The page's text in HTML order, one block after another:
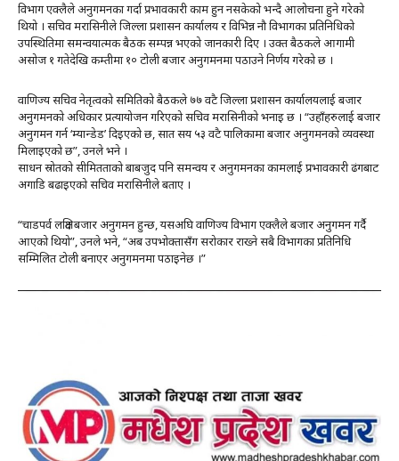
विभाग एक्लैले अनुगमनका गर्दा प्रभावकारी काम हुन नसकेको भन्दै आलोचना हुने गरेको
थियो । सचिव मरासिनीले जिल्ला प्रशासन कार्यालय र विभिन्न नौ विभागका प्रतिनिधिको
उपस्थितिमा समन्वयात्मक बैठक सम्पन्न भएको जानकारी दिए । उक्त बैठकले आगामी
असोज १ गतेदेखि कम्तीमा १० टोली बजार अनुगमनमा पठाउने निर्णय गरेको छ ।
वाणिज्य सचिव नेतृत्वको समितिको बैठकले ७७ वटै जिल्ला प्रशासन कार्यालयलाई बजार
अनुगमनको अधिकार प्रत्यायोजन गरिएको सचिव मरासिनीको भनाइ छ । “उहाँहरुलाई बजार
अनुगमन गर्न ‘म्यान्डेड’ दिइएको छ, सात सय ५३ वटै पालिकामा बजार अनुगमनको व्यवस्था
मिलाइएको छ”, उनले भने ।
साधन स्रोतको सीमितताको बाबजुद पनि समन्वय र अनुगमनका कामलाई प्रभावकारी ढंगबाट
अगाडि बढाइएको सचिव मरासिनीले बताए ।
“चाडपर्व लक्षित बजार अनुगमन हुन्छ, यसअघि वाणिज्य विभाग एक्लैले बजार अनुगमन गर्दै
आएको थियो”, उनले भने, “अब उपभोक्तासँग सरोकार राख्ने सबै विभागका प्रतिनिधि
सम्मिलित टोली बनाएर अनुगमनमा पठाइनेछ ।”